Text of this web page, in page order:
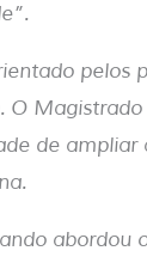
pelos
O
de
abordou